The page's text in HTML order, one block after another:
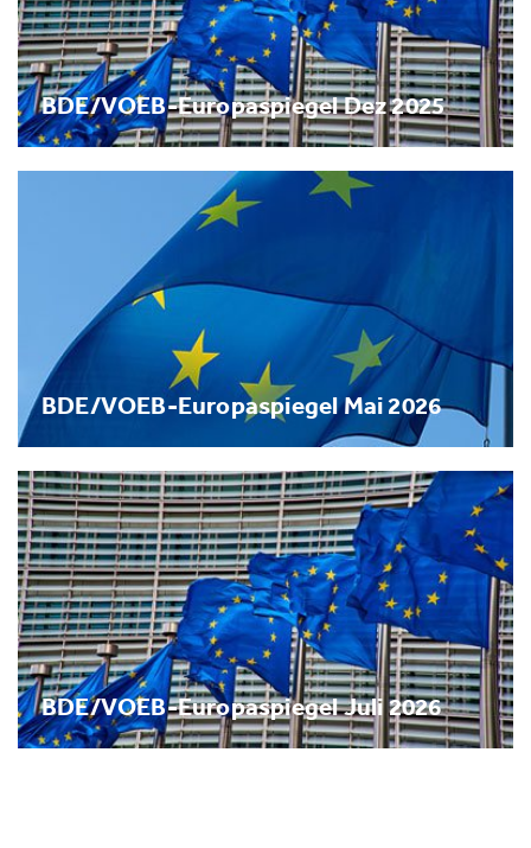
BDE/VOEB-Europaspiegel Dez 2025
BDE/VOEB-Europaspiegel Mai 2026
BDE/VOEB-Europaspiegel Juli 2026